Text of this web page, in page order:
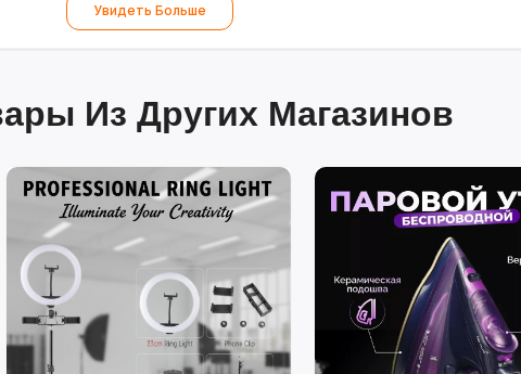
Увидеть Больше
Из Других Магазинов